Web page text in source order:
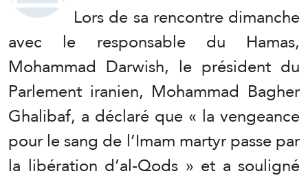
Lors de sa rencontre dimanche
avec le responsable du Hamas,
Mohammad Darwish, le président du
Parlement iranien, Mohammad Bagher
Ghalibaf, a déclaré que « la vengeance
pour le sang de l’Imam martyr passe par
la libération d’al-Qods » et a souligné